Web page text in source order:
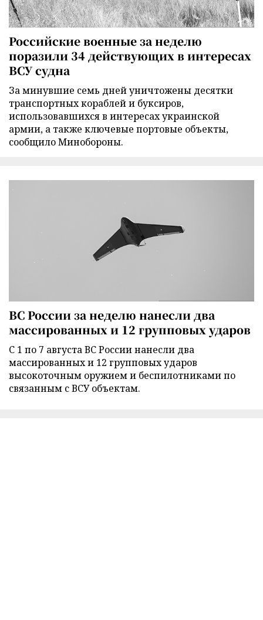
Российские военные за неделю
поразили 34 действующих в интересах
ВСУ судна
За минувшие семь дней уничтожены десятки
транспортных кораблей и буксиров,
использовавшихся в интересах украинской
армии, а также ключевые портовые объекты,
сообщило Минобороны.
ВС России за неделю нанесли два
массированных и 12 групповых ударов
С 1 по 7 августа ВС России нанесли два
массированных и 12 групповых ударов
высокоточным оружием и беспилотниками по
связанным с ВСУ объектам.